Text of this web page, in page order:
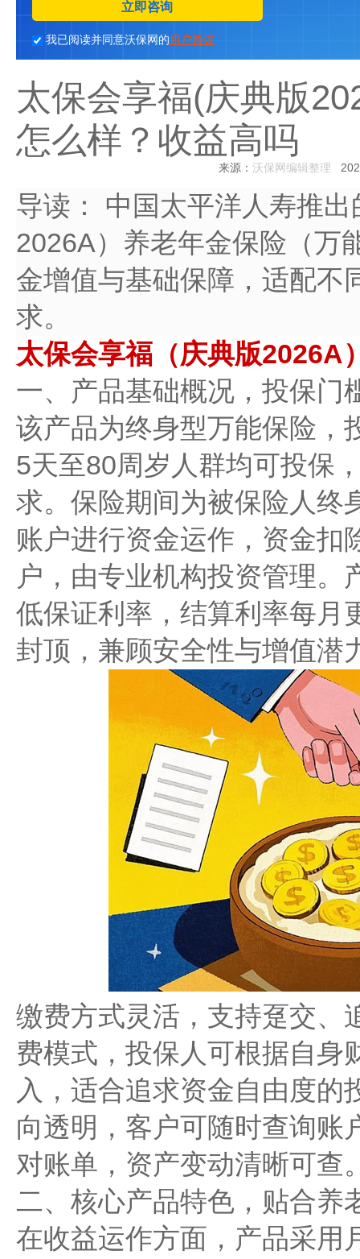
立即咨询
我已阅读并同意沃保网的用户协议
太保会享福(庆典版
怎么样？收益高吗
来源： 沃保网编辑整理
导读：
中国太平洋人寿推
2026A）养老年金保险（万
金增值与基础保障，适配不
求。
太保会享福（庆典版2026A
一、产品基础概况，投保门
该产品为终身型万能保险，
5天至80周岁人群均可投保
求。保险期间为被保险人终
账户进行资金运作，资金扣
户，由专业机构投资管理。
低保证利率，结算利率每月
封顶，兼顾安全性与增值潜
缴费方式灵活，支持趸交、
费模式，投保人可根据自身
入，适合追求资金自由度的
向透明，客户可随时查询账
对账单，资产变动清晰可查
二、核心产品特色，贴合养
在收益运作方面，产品采用